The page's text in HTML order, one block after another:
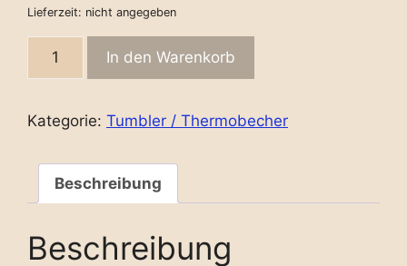
Lieferzeit: nicht angegeben
Tumbler
Fotoframe
Textstruktur
quantity
In den Warenkorb
Kategorie: Tumbler / Thermobecher
Beschreibung
Beschreibung